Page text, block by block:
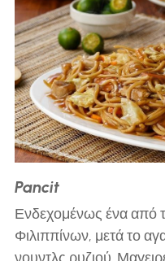
Pancit
Ενδεχομένως ένα από
Φιλιππίνων, μετά το